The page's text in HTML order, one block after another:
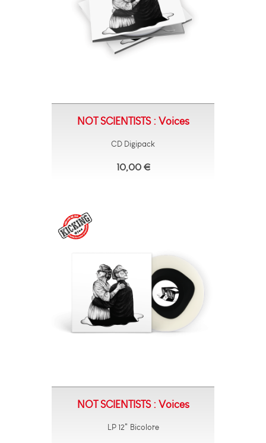
NOT SCIENTISTS : Voices
CD Digipack
10,00 €
NOT SCIENTISTS : Voices
LP 12" Bicolore